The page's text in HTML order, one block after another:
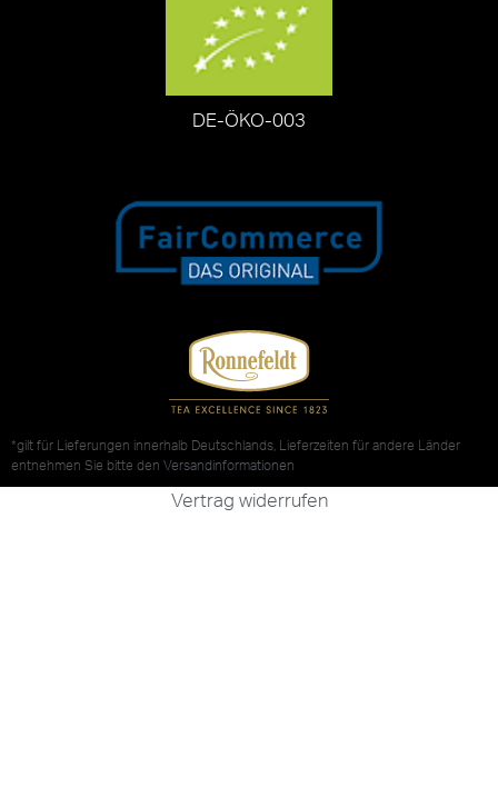
DE-ÖKO-003
*gilt für Lieferungen innerhalb Deutschlands, Lieferzeiten für andere Länder
entnehmen Sie bitte den Versandinformationen
Vertrag widerrufen